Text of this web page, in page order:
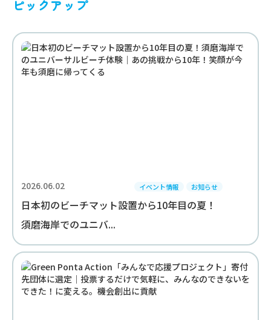
ピックアップ
2026.06.02 イベント情報 お知らせ
日本初のビーチマット設置から10年目の夏！
須磨海岸でのユニバ...